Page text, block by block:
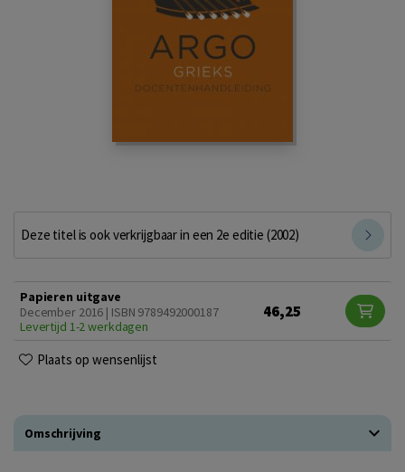
Deze titel is ook verkrijgbaar in een 2e editie (2002)
Papieren uitgave
December 2016 | ISBN 9789492000187
Levertijd 1-2 werkdagen
46,25
Plaats op wensenlijst
Omschrijving